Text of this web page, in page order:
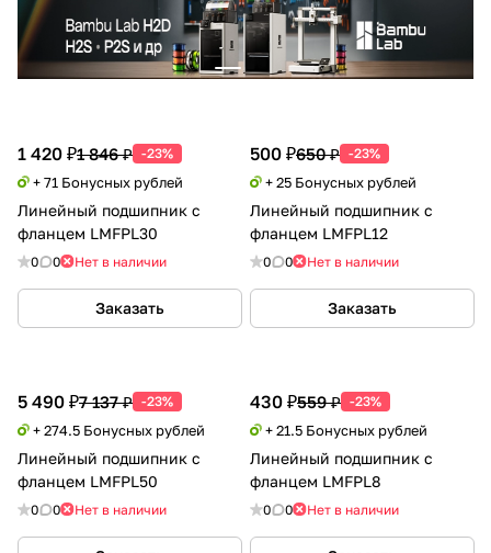
1 420 ₽1 846 ₽ -23%
+ 71 Бонусных рублей
Линейный подшипник с
фланцем LMFPL30
0 0 Нет в наличии
Заказать
500 ₽650 ₽ -23%
+ 25 Бонусных рублей
Линейный подшипник с
фланцем LMFPL12
0 0 Нет в наличии
Заказать
5 490 ₽7 137 ₽ -23%
+ 274.5 Бонусных рублей
Линейный подшипник с
фланцем LMFPL50
0 0 Нет в наличии
430 ₽559 ₽ -23%
+ 21.5 Бонусных рублей
Линейный подшипник с
фланцем LMFPL8
0 0 Нет в наличии